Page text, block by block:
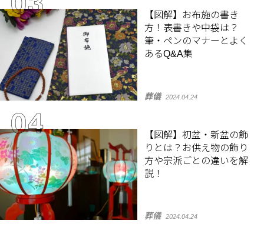
【図解】お布施の書き
方！表書きや中袋は？
筆・ペンのマナーとよく
あるQ&A集
葬儀 2024.04.24
【図解】初盆・新盆の飾
りとは？お供え物の飾り
方や宗派ごとの違いを解
説！
葬儀 2024.04.24